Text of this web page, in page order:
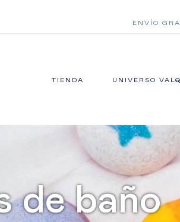
ENVÍO
TIENDA UNIVERSO
de baño